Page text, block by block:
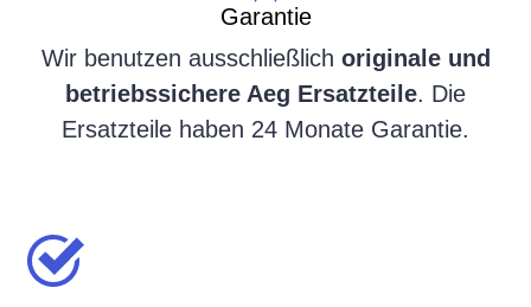
Garantie
Wir benutzen ausschließlich originale und
betriebssichere Aeg Ersatzteile. Die
Ersatzteile haben 24 Monate Garantie.